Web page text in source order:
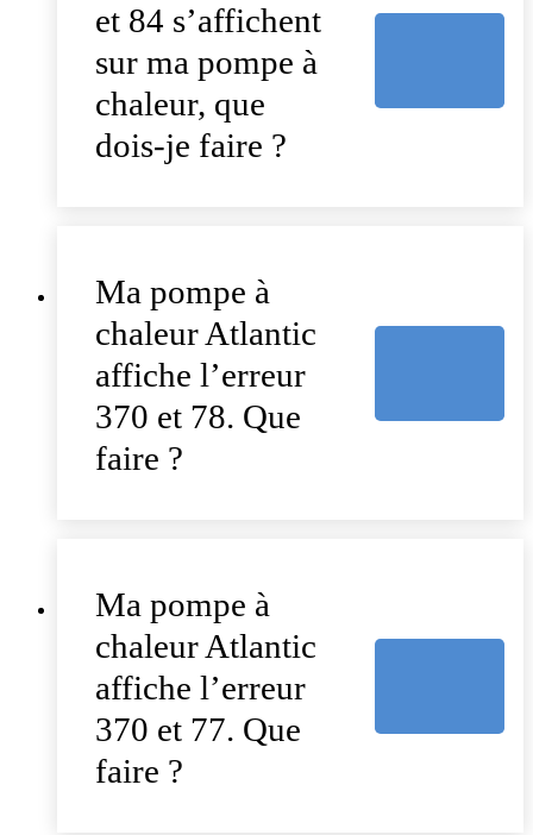
et 84 s’affichent
sur ma pompe à
chaleur, que
dois-je faire ?
Ma pompe à
chaleur Atlantic
affiche l’erreur
370 et 78. Que
faire ?
Ma pompe à
chaleur Atlantic
affiche l’erreur
370 et 77. Que
faire ?